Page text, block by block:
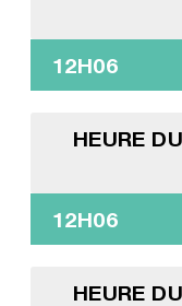
12H06
HEURE
12H06
HEURE